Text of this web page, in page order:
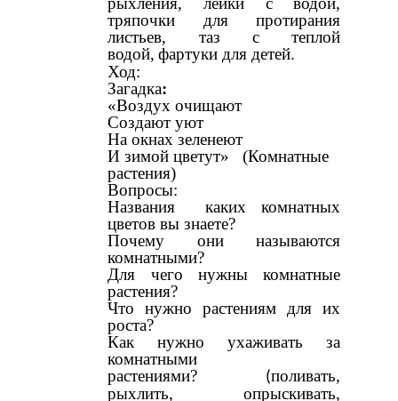
тряпочки для протирания
листьев, таз с теплой
водой, фартуки для детей.
Ход:
Загадка:
«Воздух очищают
Создают уют
На окнах зеленеют
И зимой цветут» (Комнатные
растения)
Вопросы:
Названия каких комнатных
цветов вы знаете?
Почему они называются
комнатными?
Для чего нужны комнатные
растения?
Что нужно растениям для их
роста?
Как нужно ухаживать за
комнатными
растениями? (поливать,
рыхлить, опрыскивать,